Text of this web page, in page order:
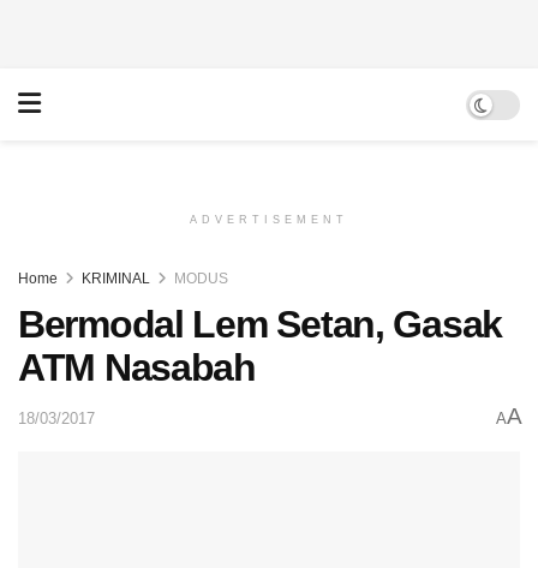
ADVERTISEMENT
Home KRIMINAL MODUS
Bermodal Lem Setan, Gasak
ATM Nasabah
18/03/2017 AA